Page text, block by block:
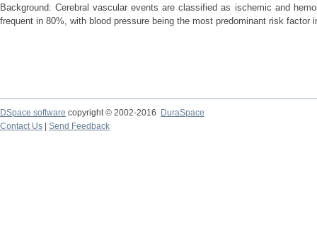
Background: Cerebral vascular events are classified as ischemic and
frequent in 80%, with blood pressure being the most predominant risk factor
DSpace software copyright © 2002-2016
DuraSpace
Contact Us
Send Feedback